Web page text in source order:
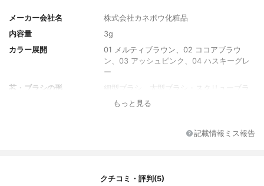
メーカー会社名
株式会社カネボウ化粧品
内容量
3g
カラー展開
01 メルティブラウン、02 ココアブラウ
ン、03 アッシュピンク、04 ハスキーグレ
ー
芯・ブラシの形
細型ブラシ、太型ブラシ・スクリューブラ
もっと見る
記載情報ミス報告
クチコミ・評判(5)